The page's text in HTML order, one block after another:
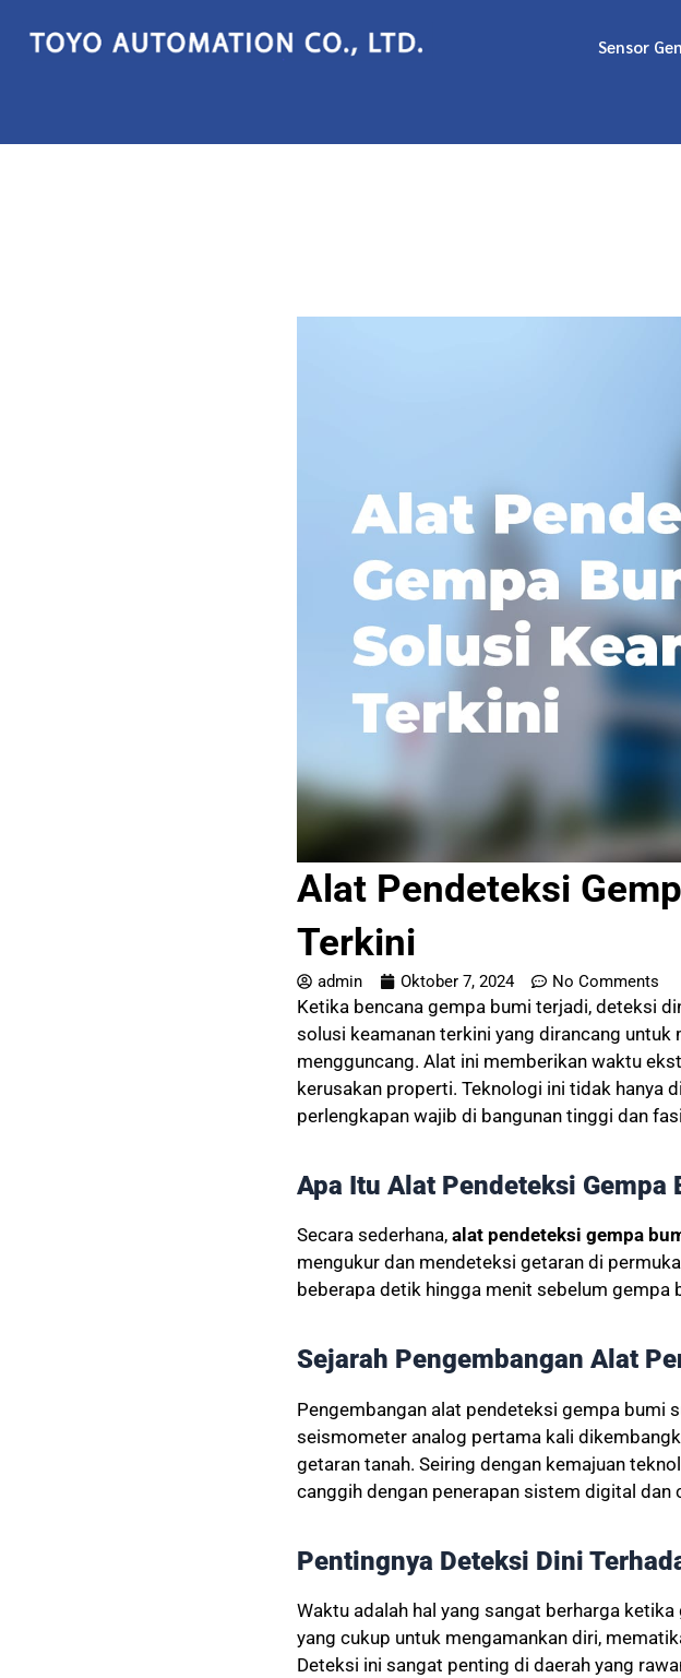
Sensor
Alat Pendeteksi
Terkini
admin Oktober 7, 2024 No Comments
Ketika bencana gempa bumi terjadi, deteksi
solusi keamanan terkini yang dirancang
mengguncang. Alat ini memberikan waktu
kerusakan properti. Teknologi ini tidak hanya
perlengkapan wajib di bangunan tinggi dan
Apa Itu Alat Pendeteksi Gempa
Secara sederhana, alat pendeteksi gempa
mengukur dan mendeteksi getaran di
beberapa detik hingga menit sebelum
Sejarah Pengembangan Alat
Pengembangan alat pendeteksi gempa bumi
seismometer analog pertama kali
getaran tanah. Seiring dengan kemajuan
canggih dengan penerapan sistem digital dan
Pentingnya Deteksi Dini
Waktu adalah hal yang sangat berharga
yang cukup untuk mengamankan diri,
Deteksi ini sangat penting di daerah yang